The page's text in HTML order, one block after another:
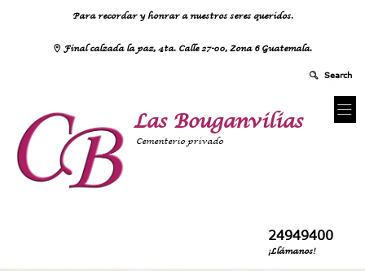
Para recordar y honrar a nuestros seres queridos.
Final calzada la paz, 4ta. Calle 27-00, Zona 6 Guatemala.
Las Bouganvilias
Cementerio privado
24949400
¡Llámanos!